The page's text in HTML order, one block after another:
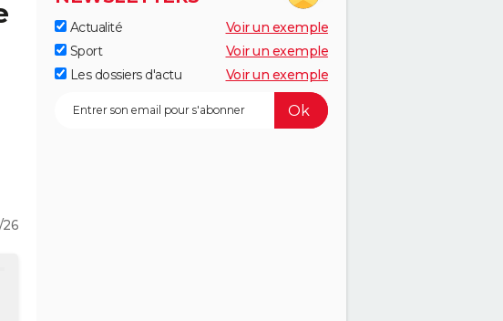
26
Actualité
Voir un exemple
Sport
Voir un exemple
Les dossiers d'actu
Voir un exemple